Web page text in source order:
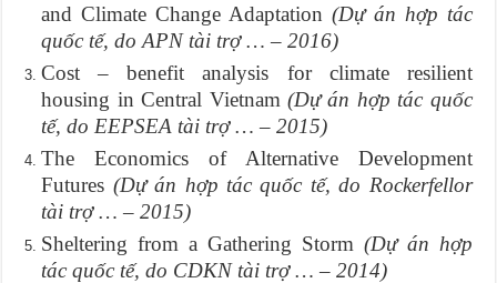
and Climate Change Adaptation (Dự án hợp tác
quốc tế, do APN tài trợ … – 2016)
Cost – benefit analysis for climate resilient
housing in Central Vietnam (Dự án hợp tác quốc
tế, do EEPSEA tài trợ … – 2015)
The Economics of Alternative Development
Futures (Dự án hợp tác quốc tế, do Rockerfellor
tài trợ … – 2015)
Sheltering from a Gathering Storm (Dự án hợp
tác quốc tế, do CDKN tài trợ … – 2014)